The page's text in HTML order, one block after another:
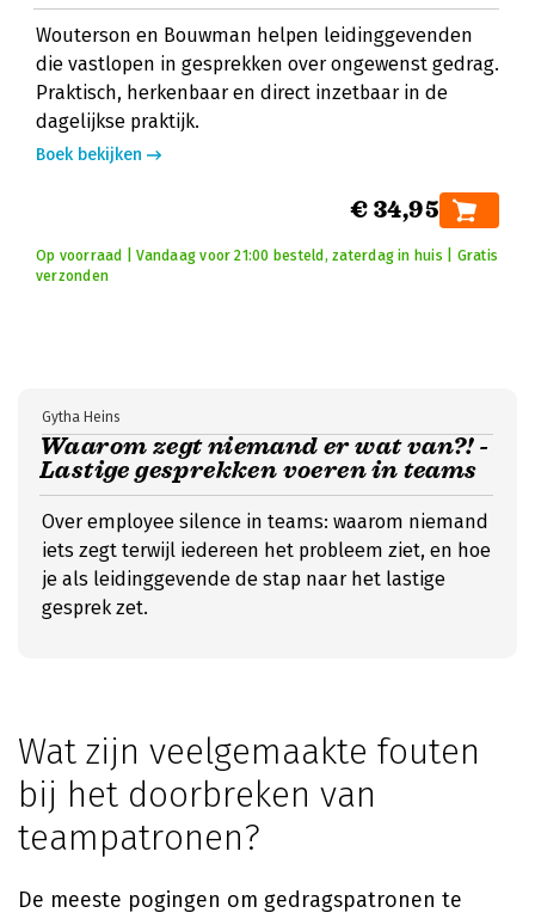
Wouterson en Bouwman helpen leidinggevenden
die vastlopen in gesprekken over ongewenst gedrag.
Praktisch, herkenbaar en direct inzetbaar in de
dagelijkse praktijk.
Boek bekijken
€ 34,95
Op voorraad | Vandaag voor 21:00 besteld, zaterdag in huis | Gratis
verzonden
Waarom zegt niemand er wat van?! -
Lastige gesprekken voeren in teams
Gytha Heins
Over employee silence in teams: waarom niemand
iets zegt terwijl iedereen het probleem ziet, en hoe
je als leidinggevende de stap naar het lastige
gesprek zet.
Wat zijn veelgemaakte fouten
bij het doorbreken van
teampatronen?
De meeste pogingen om gedragspatronen te